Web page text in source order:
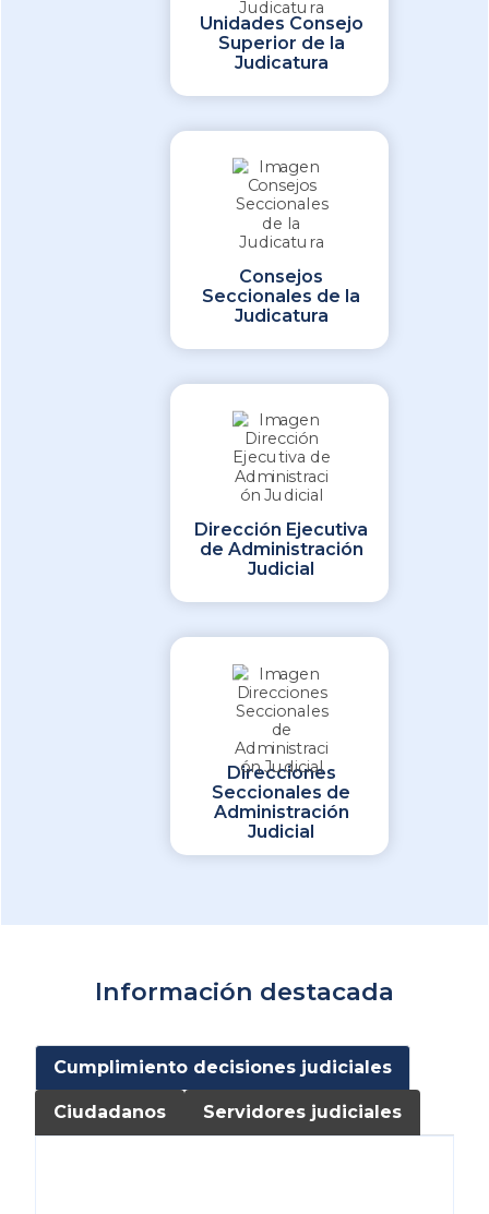
Unidades Consejo
Superior de la
Judicatura
Consejos
Seccionales de la
Judicatura
Dirección Ejecutiva
de Administración
Judicial
Direcciones
Seccionales de
Administración
Judicial
Información destacada
Cumplimiento decisiones judiciales
Ciudadanos Servidores judiciales